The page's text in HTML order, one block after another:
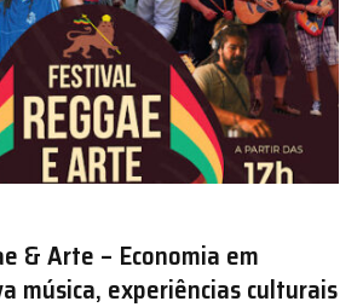
& Arte – Economia em
música, experiências culturais